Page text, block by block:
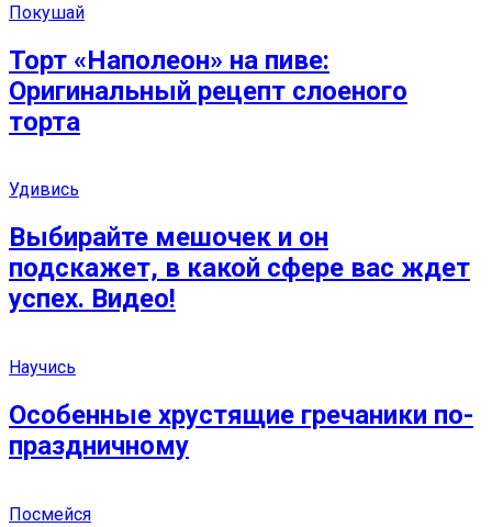
Покушай
Торт «Наполеон» на пиве:
Оригинальный рецепт слоеного
торта
Удивись
Выбирайте мешочек и он
подскажет, в какой сфере вас ждет
успех. Видео!
Научись
Особенные хрустящие гречаники по-
праздничному
Посмейся